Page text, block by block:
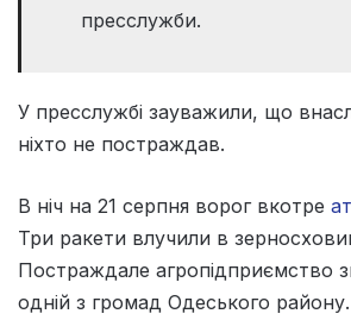
пресслужби.
У пресслужбі зауважили, що
ніхто не постраждав.
В ніч на 21 серпня ворог вкотре
Три ракети влучили в
Постраждале агропідприємство
одній з громад Одеського